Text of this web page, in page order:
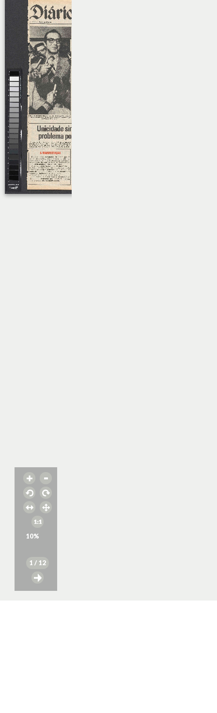
10%
1 / 12